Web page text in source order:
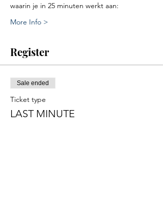
waarin je in 25 minuten werkt aan:
More Info >
Register
Sale ended
Ticket type
LAST MINUTE